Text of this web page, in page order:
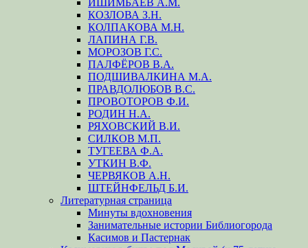
КОЗЛОВА З.Н.
КОЛПАКОВА М.Н.
ЛАПИНА Г.В.
МОРОЗОВ Г.С.
ПАЛФЁРОВ В.А.
ПОДШИВАЛКИНА М.А.
ПРАВДОЛЮБОВ В.С.
ПРОВОТОРОВ Ф.И.
РОДИН Н.А.
РЯХОВСКИЙ В.И.
СИЛКОВ М.П.
ТУГЕЕВА Ф.А.
УТКИН В.Ф.
ЧЕРВЯКОВ А.Н.
ШТЕЙНФЕЛЬД Б.И.
Литературная страница
Минуты вдохновения
Занимательные истории Библиогорода
Касимов и Пастернак